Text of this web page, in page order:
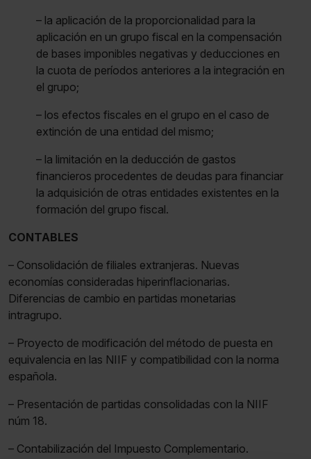
– la aplicación de la proporcionalidad para la
aplicación en un grupo fiscal en la compensación
de bases imponibles negativas y deducciones en
la cuota de períodos anteriores a la integración en
el grupo;
– los efectos fiscales en el grupo en el caso de
extinción de una entidad del mismo;
– la limitación en la deducción de gastos
financieros procedentes de deudas para financiar
la adquisición de otras entidades existentes en la
formación del grupo fiscal.
CONTABLES
– Consolidación de filiales extranjeras. Nuevas
economías consideradas hiperinflacionarias.
Diferencias de cambio en partidas monetarias
intragrupo.
– Proyecto de modificación del método de puesta en
equivalencia en las NIIF y compatibilidad con la norma
española.
– Presentación de partidas consolidadas con la NIIF
núm 18.
– Contabilización del Impuesto Complementario.